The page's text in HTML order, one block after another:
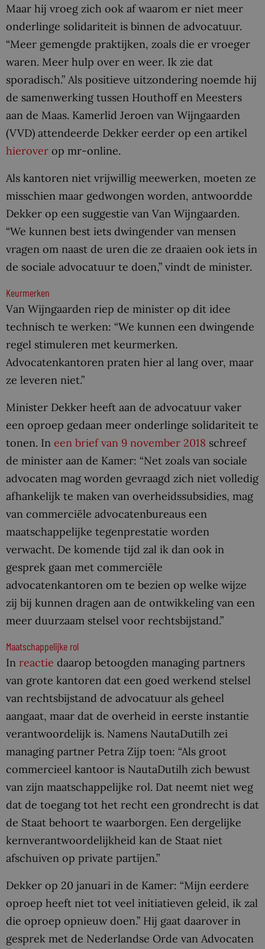
Maar hij vroeg zich ook af waarom er niet meer
onderlinge solidariteit is binnen de advocatuur.
“Meer gemengde praktijken, zoals die er vroeger
waren. Meer hulp over en weer. Ik zie dat
sporadisch.” Als positieve uitzondering noemde hij
de samenwerking tussen Houthoff en Meesters
aan de Maas. Kamerlid Jeroen van Wijngaarden
(VVD) attendeerde Dekker eerder op een artikel
hierover op mr-online.
Als kantoren niet vrijwillig meewerken, moeten ze
misschien maar gedwongen worden, antwoordde
Dekker op een suggestie van Van Wijngaarden.
“We kunnen best iets dwingender van mensen
vragen om naast de uren die ze draaien ook iets in
de sociale advocatuur te doen,” vindt de minister.
Keurmerken
Van Wijngaarden riep de minister op dit idee
technisch te werken: “We kunnen een dwingende
regel stimuleren met keurmerken.
Advocatenkantoren praten hier al lang over, maar
ze leveren niet.”
Minister Dekker heeft aan de advocatuur vaker
een oproep gedaan meer onderlinge solidariteit te
tonen. In een brief van 9 november 2018 schreef
de minister aan de Kamer: “Net zoals van sociale
advocaten mag worden gevraagd zich niet volledig
afhankelijk te maken van overheidssubsidies, mag
van commerciële advocatenbureaus een
maatschappelijke tegenprestatie worden
verwacht. De komende tijd zal ik dan ook in
gesprek gaan met commerciële
advocatenkantoren om te bezien op welke wijze
zij bij kunnen dragen aan de ontwikkeling van een
meer duurzaam stelsel voor rechtsbijstand.”
Maatschappelijke rol
In reactie daarop betoogden managing partners
van grote kantoren dat een goed werkend stelsel
van rechtsbijstand de advocatuur als geheel
aangaat, maar dat de overheid in eerste instantie
verantwoordelijk is. Namens NautaDutilh zei
managing partner Petra Zijp toen: “Als groot
commercieel kantoor is NautaDutilh zich bewust
van zijn maatschappelijke rol. Dat neemt niet weg
dat de toegang tot het recht een grondrecht is dat
de Staat behoort te waarborgen. Een dergelijke
kernverantwoordelijkheid kan de Staat niet
afschuiven op private partijen.”
Dekker op 20 januari in de Kamer: “Mijn eerdere
oproep heeft niet tot veel initiatieven geleid, ik zal
die oproep opnieuw doen.” Hij gaat daarover in
gesprek met de Nederlandse Orde van Advocaten